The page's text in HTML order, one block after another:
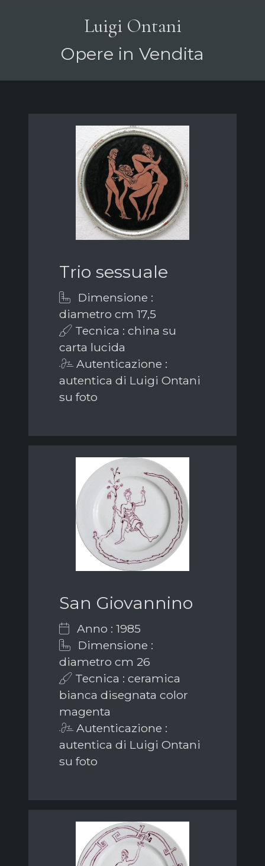
Luigi Ontani
Opere in Vendita
Trio sessuale
Dimensione :
diametro cm 17,5
Tecnica : china su
carta lucida
Autenticazione :
autentica di Luigi Ontani
su foto
San Giovannino
Anno : 1985
Dimensione :
diametro cm 26
Tecnica : ceramica
bianca disegnata color
magenta
Autenticazione :
autentica di Luigi Ontani
su foto